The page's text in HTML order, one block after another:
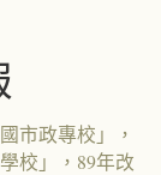
市政專校」，
校」，89年改